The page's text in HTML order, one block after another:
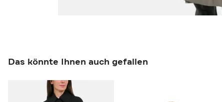
Das könnte Ihnen auch gefallen